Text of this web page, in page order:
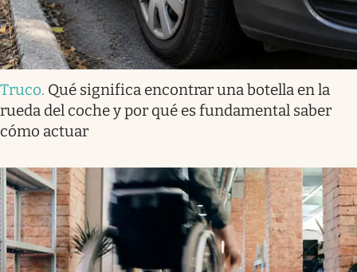
Truco. Qué significa encontrar una botella en la
rueda del coche y por qué es fundamental saber
cómo actuar